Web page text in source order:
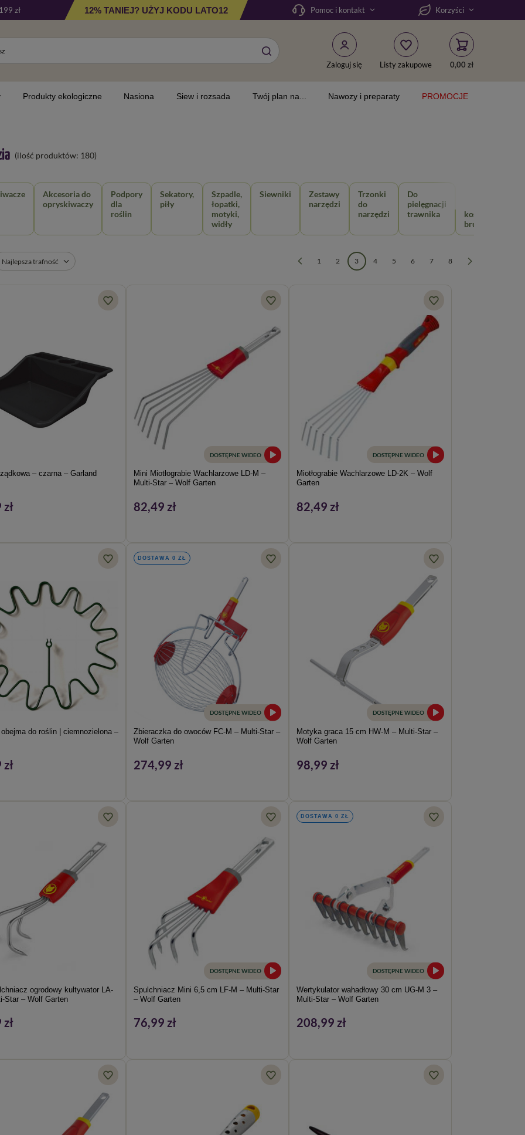
zł 12% TANIEJ? UŻYJ KODU LATO12 Pomoc i kontakt Korzyści
Zaloguj się Listy zakupowe 0,00 zł
Produkty ekologiczne Nasiona Siew i rozsada Twój plan na... Nawozy i preparaty PROMOCJE
(ilość produktów: 180)
Akcesoria do
opryskiwaczy
Podpory
dla
roślin
Sekatory,
piły
Szpadle,
łopatki,
motyki,
widły
Siewniki
Zestawy
narzędzi
Trzonki
do
narzędzi
Do
pielęgnacji
trawnika
kostki i
bruku
Najlepsza trafność 1 2 3 4 5 6 7 8
– czarna – Garland
DOSTĘPNE WIDEO
Mini Miotłograbie Wachlarzowe LD-M –
Multi-Star – Wolf Garten
82,49 zł
DOSTĘPNE WIDEO
Miotłograbie Wachlarzowe LD-2K – Wolf
Garten
82,49 zł
obejma do roślin | ciemnozielona –
DOSTAWA 0 ZŁ
DOSTĘPNE WIDEO
Zbieraczka do owoców FC-M – Multi-Star –
Wolf Garten
274,99 zł
DOSTĘPNE WIDEO
Motyka graca 15 cm HW-M – Multi-Star –
Wolf Garten
98,99 zł
ogrodowy kultywator LA-
Star – Wolf Garten
DOSTĘPNE WIDEO
Spulchniacz Mini 6,5 cm LF-M – Multi-Star
– Wolf Garten
76,99 zł
DOSTAWA 0 ZŁ
DOSTĘPNE WIDEO
Wertykulator wahadłowy 30 cm UG-M 3 –
Multi-Star – Wolf Garten
208,99 zł